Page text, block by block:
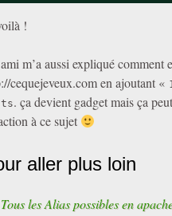
!
m’a aussi expliqué comment
cequejeveux.com en ajoutant «
. ça devient gadget mais ça
à ce sujet
aller plus loin
Tous les Alias possibles en